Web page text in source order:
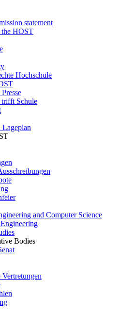
statement
the HOST
Hochschule
Schule
Lageplan
and Computer Science
Bodies
Vertretungen